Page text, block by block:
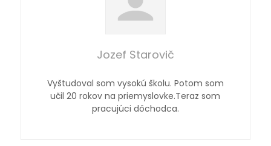
Jozef Starovič
Vyštudoval som vysokú školu. Potom som
učil 20 rokov na priemyslovke.Teraz som
pracujúci dôchodca.